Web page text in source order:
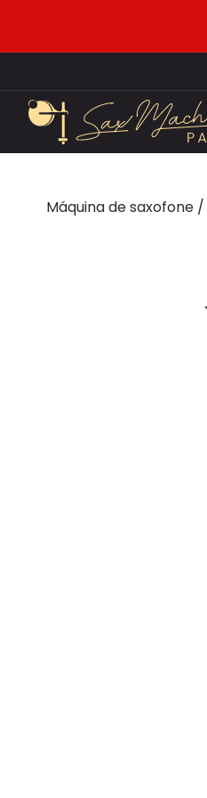
Máquina de saxofone /